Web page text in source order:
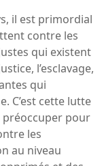
il est primordial
contre les
qui existent
l’esclavage,
qui
C’est cette lutte
pour
les
au niveau